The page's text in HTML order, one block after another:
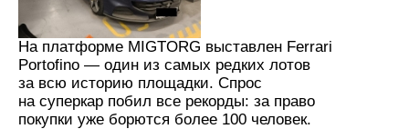
На платформе MIGTORG выставлен Ferrari
Portofino — один из самых редких лотов
за всю историю площадки. Спрос
на суперкар побил все рекорды: за право
покупки уже борются более 100 человек.